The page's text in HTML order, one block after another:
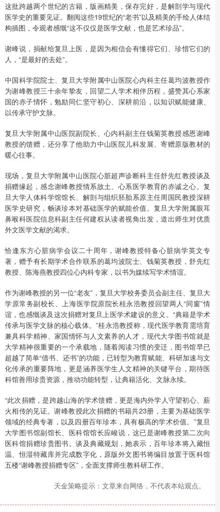
这批跨越两个世纪的古籍，版画精美，保存完好，是解剖学与现代
医学史的重要见证。翻阅这些19世纪的“老书”以及精美的手绘人体结
构插图，令观者感慨“这不仅仅是医学文献，也是艺术珍品”。
谢峰说，捐献给复旦上医，是因为相信会有懂得它们、珍惜它们的
人，“是最好的去处”。
中国科学院院士、复旦大学附属中山医院心内科主任葛均波教授作
为谢峰教授三十余年挚友，回望二人学术相伴历程，盛赞其心系家
国的赤子情怀，勉励同仁坚守初心、深耕前沿，以知识赋能健康、
以传承守护文脉。
复旦大学附属中山医院副院长、心内科副主任钱菊英教授感恩谢峰
教授的馈赠，还分享了他助力中山医院儿科发展、寄赠原版教材的
暖心往事。
现场，复旦大学附属中山医院心脏超声诊断科主任舒先红教授谈及
捐赠缘起，感念谢峰教授情系故土、心系医学教育的赤诚之心。复
旦大学人体科学馆馆长、解剖与组织胚胎系原主任周国民教授深耕
医学史研究，畅谈珍本对基础医学的赋能价值。复旦大学附属眼耳
鼻喉科医院信息科副主任何建权从读者视角出发，道出师生对优质
外文医学文献的渴求。
恰逢东方心脏病学会议二十周年，谢峰教授特备心脏病学英文专
著，赠予有长期学术合作联系的葛均波院士、钱菊英教授，舒先红
教授、陈海燕教授四位心内科专家，以书为媒续写学术情谊。
作为谢峰教授的另一位“老友”，复旦大学校务委员会副主任、复旦大
学原常务副校长、上海医学院原院长桂永浩教授回望两人“同窗”情
谊，也感慨谈及这次捐赠对复旦上医学术建设的意义。“典籍是学术
传承与医学文脉的核心载体。”桂永浩教授称，现代医学教育需培育
兼具科学精神、家国情怀与人文素养的人才，现代大学图书馆就是
大学精神很重要的一个承载地，随着阅读习惯的变迁，图书馆早已
超越了简单“借书、还书”的功能，已转型为教育赋能、科研加速与文
化传承的重要阵地，更是涵养医学生人文精神的关键平台，期待医
科馆善用珍贵资源，推动功能转型，让典籍活化、文脉永续。
“此次捐赠，是跨越山海的学术馈赠，更是海内外学人守望初心、薪
火相传的见证。谢峰教授此次捐赠的书籍共23册，主要为基础医学
领域的经典专著，以及四册百年珍本，具有极高的学术价值。”复旦
大学图书馆副馆长、医科馆馆长应峻说，这已是谢峰教授第二次向
医科馆捐赠珍贵图书。谈及典藏规划，她表示，百年珍本将入藏恒
温、恒湿特藏库并完成数字化，原版外文图书将编目放置于医科馆
五楼“谢峰教授捐赠专区”，全面支撑师生教科研工作。
天金策略提示：文章来自网络，不代表本站观点。